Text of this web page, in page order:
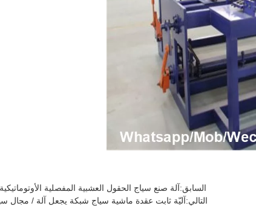
&lt;&lt; السابق:آلة صنع سياج الحقول العشبية المفصلية
&gt;&gt; التالي:آليّة ثابت عقدة ماشية سياج شبكة يجعل آلة / مجال